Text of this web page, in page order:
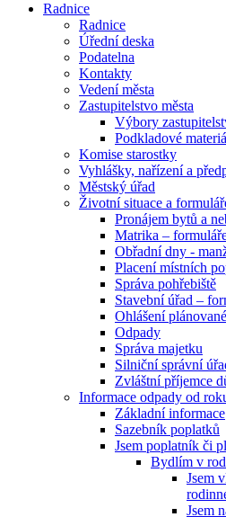
Radnice
Radnice
Úřední deska
Podatelna
Kontakty
Vedení města
Zastupitelstvo města
Výbory
Podkladové
Komise starostky
Vyhlášky, nařízení a
Městský úřad
Životní situace a
Pronájem bytů a
Matrika –
Obřadní dny -
Placení místních
Správa pohřebiště
Stavební úřad –
Ohlášení
Odpady
Správa majetku
Silniční správní
Zvláštní příjemce
Informace odpady od
Základní informace
Sazebník poplatků
Jsem poplatník či
Bydlím v
Jsem
Jsem